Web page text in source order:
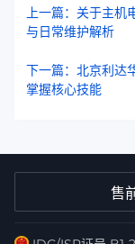
上一篇：关于主
与日常维护解析
下一篇：北京利达
掌握核心技能
售